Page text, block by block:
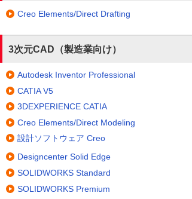
Creo Elements/Direct Drafting
3次元CAD（製造業向け）
Autodesk Inventor Professional
CATIA V5
3DEXPERIENCE CATIA
Creo Elements/Direct Modeling
設計ソフトウェア Creo
Designcenter Solid Edge
SOLIDWORKS Standard
SOLIDWORKS Premium